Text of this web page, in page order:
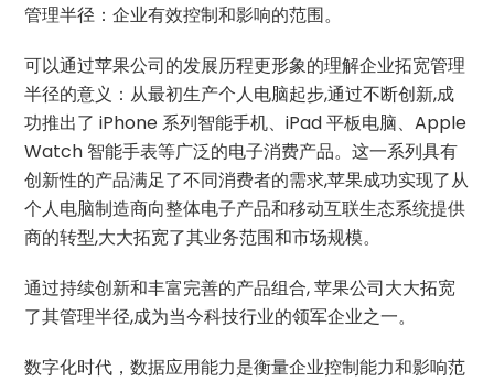
管理半径：企业有效控制和影响的范围。
可以通过苹果公司的发展历程更形象的理解企业拓宽管理
半径的意义：从最初生产个人电脑起步,通过不断创新,成
功推出了 iPhone 系列智能手机、iPad 平板电脑、Apple
Watch 智能手表等广泛的电子消费产品。这一系列具有
创新性的产品满足了不同消费者的需求,苹果成功实现了从
个人电脑制造商向整体电子产品和移动互联生态系统提供
商的转型,大大拓宽了其业务范围和市场规模。
通过持续创新和丰富完善的产品组合, 苹果公司大大拓宽
了其管理半径,成为当今科技行业的领军企业之一。
数字化时代，数据应用能力是衡量企业控制能力和影响范